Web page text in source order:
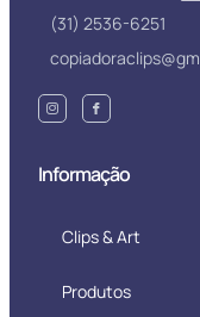
(31) 2536-6251
Informação
Clips & Art
Produtos